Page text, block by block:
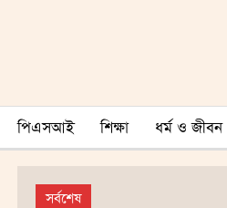
পিএসআই শিক্ষা ধর্ম ও জীবন
সর্বশেষ